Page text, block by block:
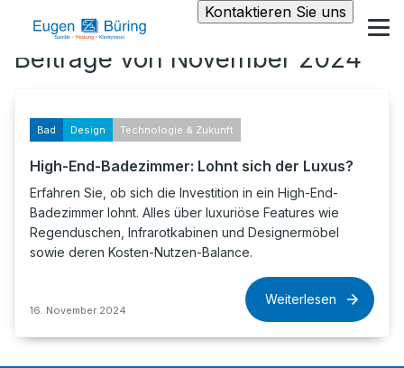
Kontaktieren Sie uns
Beiträge von November 2024
Bad Design Technologie & Zukunft
High-End-Badezimmer: Lohnt sich der Luxus?
Erfahren Sie, ob sich die Investition in ein High-End-
Badezimmer lohnt. Alles über luxuriöse Features wie
Regenduschen, Infrarotkabinen und Designermöbel
sowie deren Kosten-Nutzen-Balance.
16. November 2024
Weiterlesen